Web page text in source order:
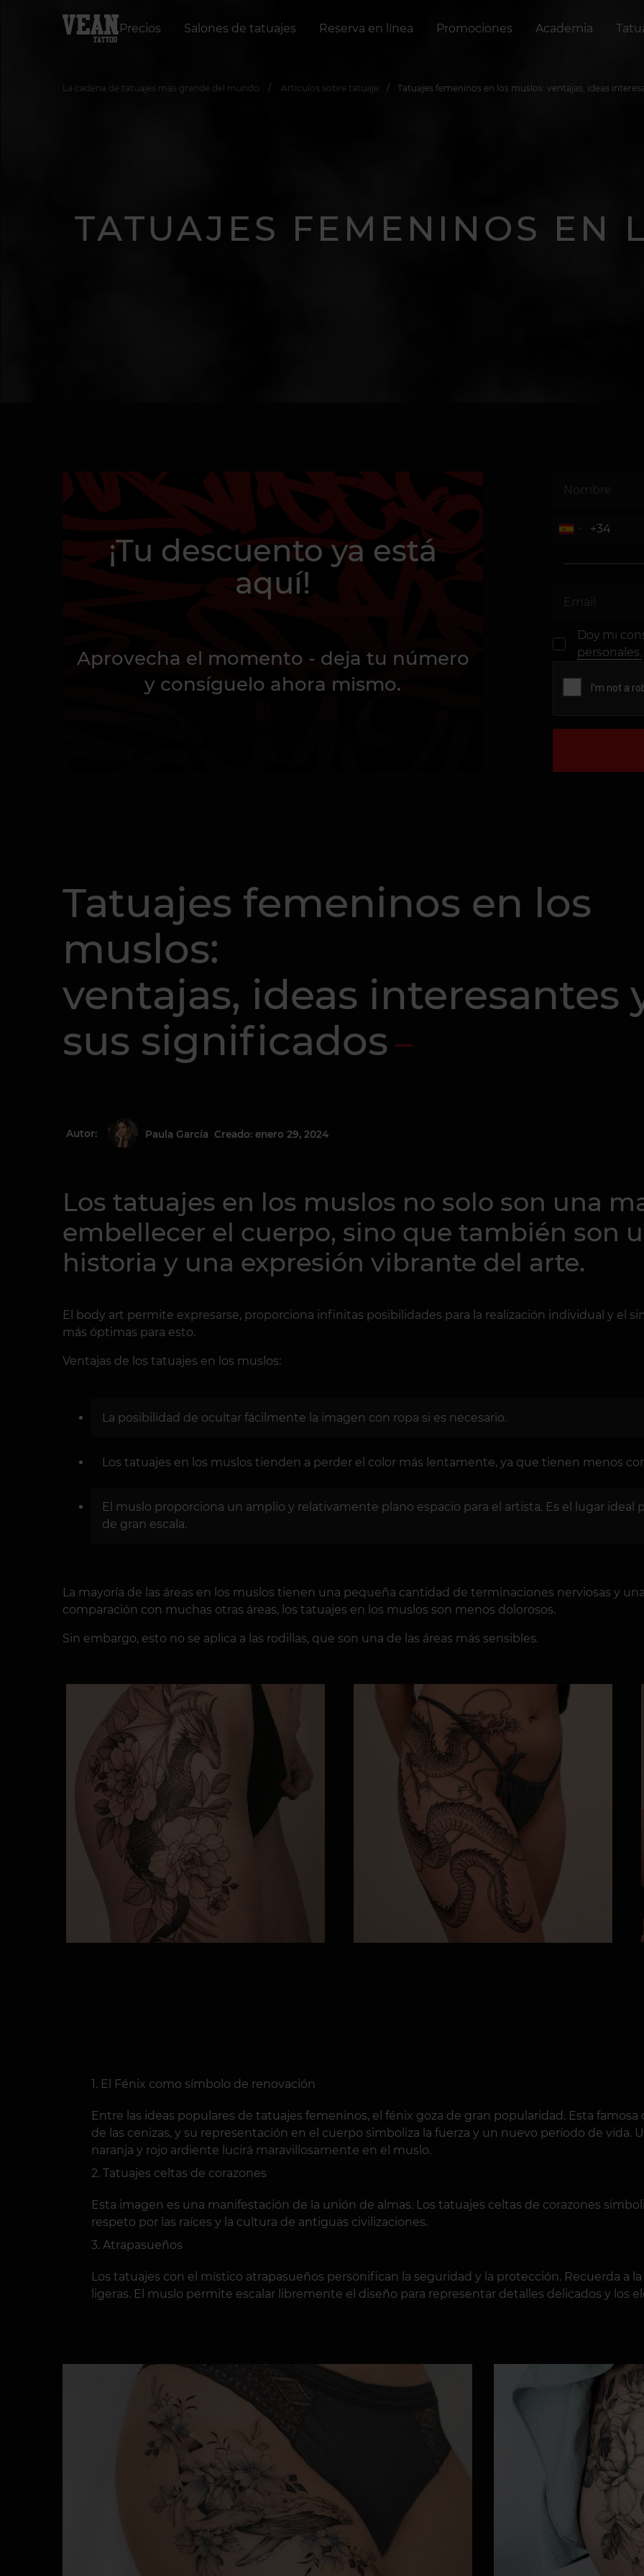
Precios Salones de tatuajes Reserva en línea Promociones Academia
La cadena de tatuajes más grande del mundo Artículos sobre tatuaje Tatuajes femeninos en los muslos: ventajas, ideas
TATUAJES FEMENINOS EN
¡Tu descuento ya está
aquí!
Aprovecha el momento - deja tu número
y consíguelo ahora mismo.
Doy mi
personales.
Tatuajes femeninos en los
muslos:
ventajas, ideas interesantes
sus significados
Autor: Paula García Creado: enero 29, 2024
Los tatuajes en los muslos no solo son una
embellecer el cuerpo, sino que también son
historia y una expresión vibrante del arte.
El body art permite expresarse, proporciona infinitas posibilidades para la realización individual y el
más óptimas para esto.
Ventajas de los tatuajes en los muslos:
La posibilidad de ocultar fácilmente la imagen con ropa si es necesario.
Los tatuajes en los muslos tienden a perder el color más lentamente, ya que tienen menos
El muslo proporciona un amplio y relativamente plano espacio para el artista. Es el lugar ideal
de gran escala.
La mayoría de las áreas en los muslos tienen una pequeña cantidad de terminaciones nerviosas y
comparación con muchas otras áreas, los tatuajes en los muslos son menos dolorosos.
Sin embargo, esto no se aplica a las rodillas, que son una de las áreas más sensibles.
El Fénix como símbolo de renovación
Entre las ideas populares de tatuajes femeninos, el fénix goza de gran popularidad. Esta
de las cenizas, y su representación en el cuerpo simboliza la fuerza y un nuevo período de vida.
naranja y rojo ardiente lucirá maravillosamente en el muslo.
Tatuajes celtas de corazones
Esta imagen es una manifestación de la unión de almas. Los tatuajes celtas de corazones
respeto por las raíces y la cultura de antiguas civilizaciones.
Atrapasueños
Los tatuajes con el místico atrapasueños personifican la seguridad y la protección. Recuerda a
ligeras. El muslo permite escalar libremente el diseño para representar detalles delicados y los